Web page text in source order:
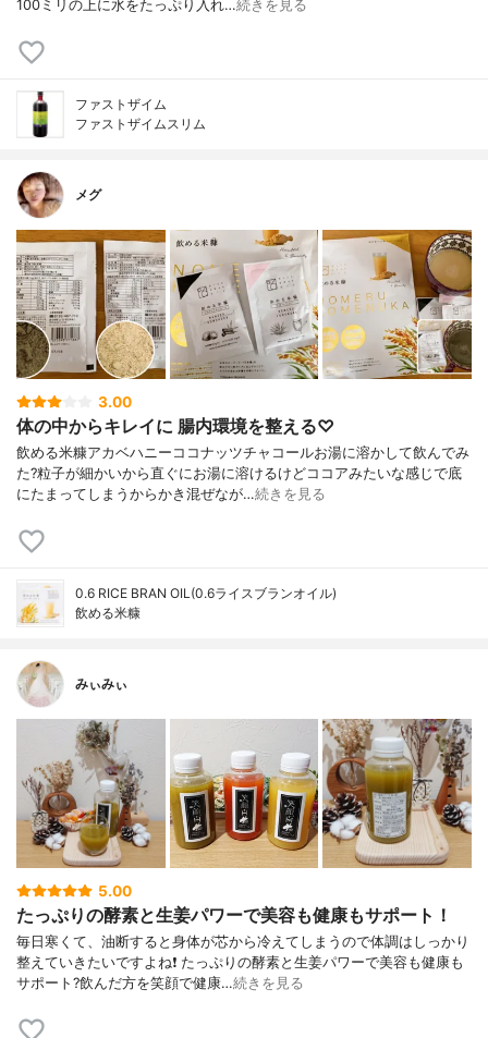
100ミリの上に水をたっぷり入れ…続きを見る
ファストザイム
ファストザイムスリム
メグ
3.00
体の中からキレイに 腸内環境を整える♡
飲める米糠アカベハニーココナッツチャコールお湯に溶かして飲んでみ
た?粒子が細かいから直ぐにお湯に溶けるけどココアみたいな感じで底
にたまってしまうからかき混ぜなが…続きを見る
0.6 RICE BRAN OIL(0.6ライスブランオイル)
飲める米糠
みぃみぃ
5.00
たっぷりの酵素と生姜パワーで美容も健康もサポート！
毎日寒くて、油断すると身体が芯から冷えてしまうので体調はしっかり
整えていきたいですよね❗ たっぷりの酵素と生姜パワーで美容も健康も
サポート?飲んだ方を笑顔で健康…続きを見る